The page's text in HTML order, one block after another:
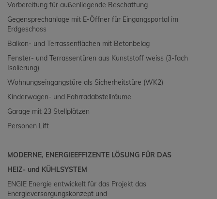
Vorbereitung für außenliegende Beschattung
Gegensprechanlage mit E-Öffner für Eingangsportal im
Erdgeschoss
Balkon- und Terrassenflächen mit Betonbelag
Fenster- und Terrassentüren aus Kunststoff weiss (3-fach
Isolierung)
Wohnungseingangstüre als Sicherheitstüre (WK2)
Kinderwagen- und Fahrradabstellräume
Garage mit 23 Stellplätzen
Personen Lift
MODERNE, ENERGIEEFFIZENTE LÖSUNG FÜR DAS
HEIZ- und KÜHLSYSTEM
ENGIE Energie entwickelt für das Projekt das
Energieversorgungskonzept und